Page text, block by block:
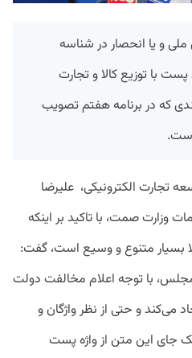
و یا انحصار در شناسه
با توزیع کالا و تجارت
که در برنامه هفتم تصویب
تجارت الکترونیکی، علیرضا
وزارت صمت، با تاکید بر اینکه
بسیار متنوع و وسیع است، گفت:
مجلس، با توجه اعلام مخالفت دولت
می‌کند و حتی از نظر واژگان و
جای این متن از واژه پست